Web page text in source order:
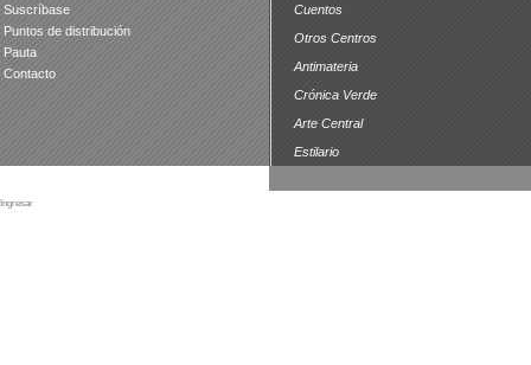
Suscríbase
Puntos de distribución
Pauta
Contacto
Cuentos
Otros Centros
Antimateria
Crónica Verde
Arte Central
Estilario
Ingresar